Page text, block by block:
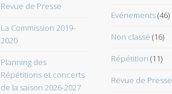
Revue de Presse
La Commission 2019-
2020
Planning des
Répétitions et concerts
de la saison 2026-2027
Evénements(46)
Non classé (16)
Répétition (11)
Revue de Presse